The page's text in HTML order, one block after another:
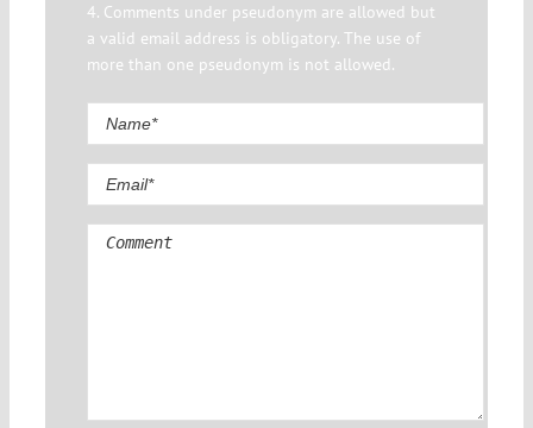
4. Comments under pseudonym are allowed but
a valid email address is obligatory. The use of
more than one pseudonym is not allowed.
Comment